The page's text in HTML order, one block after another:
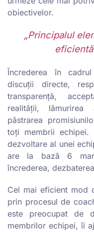
obiectivelor.
„Principalul
Încrederea în
discuții directe,
transparență,
realității, lămurirea
păstrarea
toți membrii echipei.
dezvoltare al unei
are la bază 6 mari
încrederea,
Cel mai eficient mod
prin procesul de
este preocupat de
membrilor echipei, îi